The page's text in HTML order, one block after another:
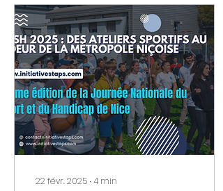
22 févr. 2025 ∙4 min